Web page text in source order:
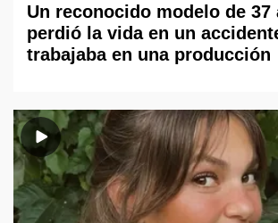
Un reconocido modelo de 37
perdió la vida en un
trabajaba en una producción